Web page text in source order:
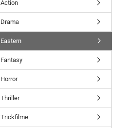
Action
Drama
Eastern
Fantasy
Horror
Thriller
Trickfilme